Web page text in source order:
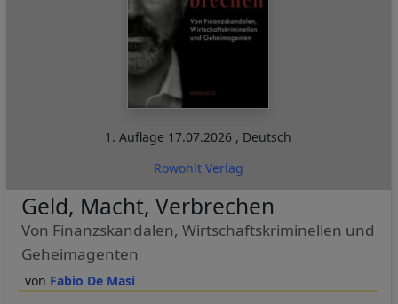
1. Auflage 17.07.2026 , Deutsch
Rowohlt Verlag
Fabio De Masi
Geld, Macht, Verbrechen
Von Finanzskandalen, Wirtschaftskriminellen und
Geheimagenten